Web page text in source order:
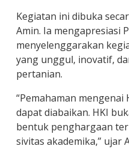
Kegiatan ini dibuka
Amin. Ia mengapresiasi
menyelenggarakan
yang unggul, inovatif,
pertanian.
“Pemahaman
dapat diabaikan. HKI
bentuk penghargaan
sivitas akademika,” ujar